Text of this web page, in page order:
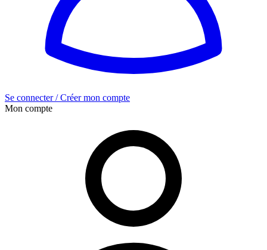
Se connecter / Créer mon compte
Mon compte